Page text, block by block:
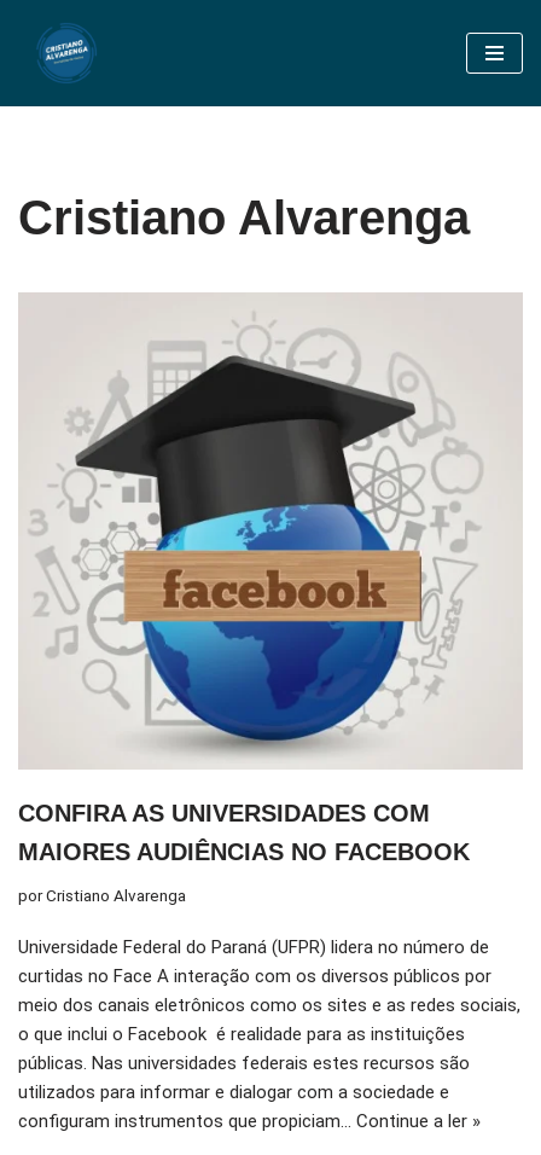
Pular
Cristiano Alvarenga
CONFIRA AS UNIVERSIDADES COM
MAIORES AUDIÊNCIAS NO FACEBOOK
porCristiano Alvarenga
Universidade Federal do Paraná (UFPR) lidera no número de
curtidas no Face A interação com os diversos públicos por
meio dos canais eletrônicos como os sites e as redes sociais,
o que inclui o Facebook é realidade para as instituições
públicas. Nas universidades federais estes recursos são
utilizados para informar e dialogar com a sociedade e
configuram instrumentos que propiciam… Continue a ler »